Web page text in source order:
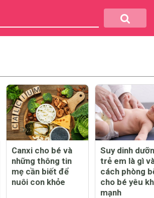
Canxi cho bé và
những thông tin
mẹ cần biết để
nuôi con khỏe
Suy dinh
trẻ em là gì
cách phòng
cho bé yêu
mạnh